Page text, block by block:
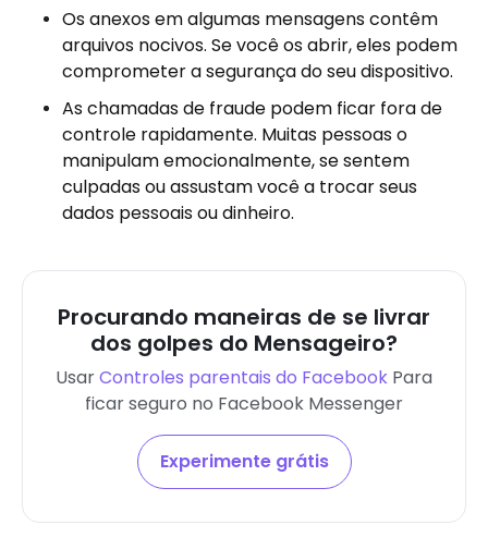
Os anexos em algumas mensagens contêm
arquivos nocivos. Se você os abrir, eles podem
comprometer a segurança do seu dispositivo.
As chamadas de fraude podem ficar fora de
controle rapidamente. Muitas pessoas o
manipulam emocionalmente, se sentem
culpadas ou assustam você a trocar seus
dados pessoais ou dinheiro.
Procurando maneiras de se livrar
dos golpes do Mensageiro?
UsarControles parentais do Facebook Para
ficar seguro no Facebook Messenger
Experimente grátis